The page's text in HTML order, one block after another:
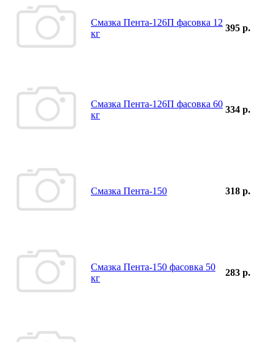
Смазка Пента-126П фасовка 12
кг
395 р.
Смазка Пента-126П фасовка 60
кг
334 р.
Смазка Пента-150 318 р.
Смазка Пента-150 фасовка 50
кг
283 р.